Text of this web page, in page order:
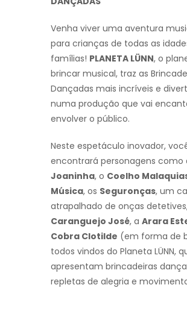
Venha viver uma aventura
para crianças de todas as
famílias! PLANETA LÜNN, o
brincar musical, traz as
Dançadas mais incríveis e
numa produção que vai
envolver o público.
Neste espetáculo inovador,
encontrará personagens como
Joaninha, o Coelho
Música, os Seguronças, um
atrapalhado de onças
Caranguejo José, a Arara
Cobra Clotilde (em forma de
todos vindos do Planeta LÜNN,
apresentam brincadeiras
repletas de alegria e